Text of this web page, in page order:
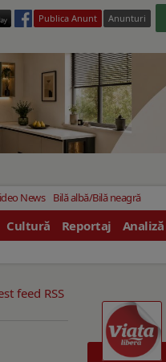
Publica Anunt Anunturi
News Bilă albă/Bilă neagră
Cultură Reportaj Analiză
feed RSS